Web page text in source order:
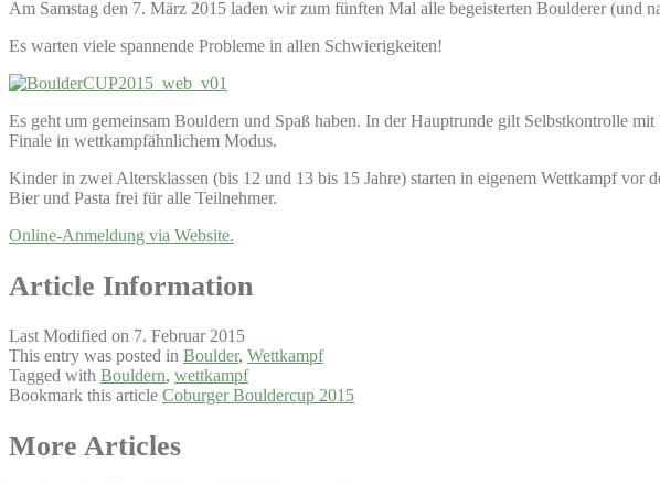
Am Samstag den 7. März 2015 laden wir zum fünften Mal alle begeisterten Boulderer (und
Es warten viele spannende Probleme in allen Schwierigkeiten!
Es geht um gemeinsam Bouldern und Spaß haben. In der Hauptrunde gilt Selbstkontrolle
Finale in wettkampfähnlichem Modus.
Kinder in zwei Altersklassen (bis 12 und 13 bis 15 Jahre) starten in eigenem Wettkampf
Bier und Pasta frei für alle Teilnehmer.
Online-Anmeldung via Website.
Article Information
Last Modified on 7. Februar 2015
This entry was posted in Boulder, Wettkampf
Tagged with Bouldern, wettkampf
Bookmark this article Coburger Bouldercup 2015
Post
More Articles